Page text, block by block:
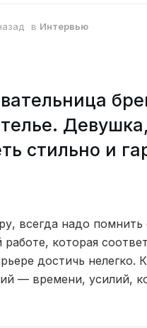
в Интервью
стильно и
всегда надо
которая
достичь нелегко.
— времени, усилий,